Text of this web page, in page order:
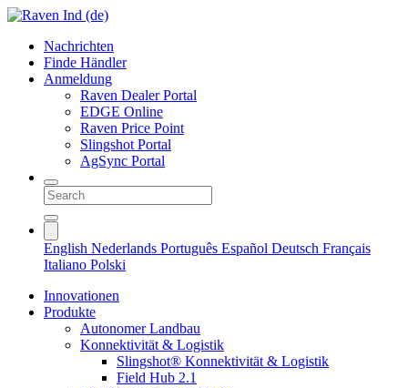
Nachrichten
Finde Händler
Anmeldung
Raven Dealer Portal
EDGE Online
Raven Price Point
Slingshot Portal
AgSync Portal
English Nederlands Português Español Deutsch Français
Italiano Polski
Innovationen
Produkte
Autonomer Landbau
Konnektivität & Logistik
Slingshot® Konnektivität & Logistik
Field Hub 2.1